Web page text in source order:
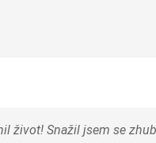
život! Snažil jsem se